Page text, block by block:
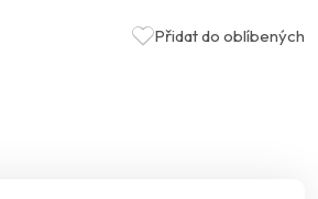
Přidat do oblíbených